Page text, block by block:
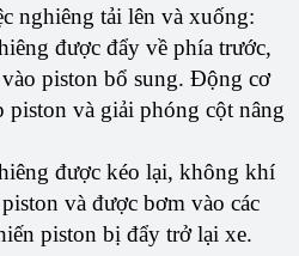
nghiêng tải lên và xuống:
được đẩy về phía trước,
piston bổ sung. Động cơ
piston và giải phóng cột nâng
được kéo lại, không khí
và được bơm vào các
piston bị đẩy trở lại xe.